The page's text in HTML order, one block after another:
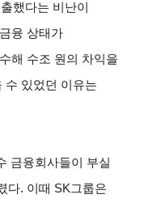
했다는 비난이
융 상태가
해 수조 원의 차익을
수 있었던 이유는
금융회사들이 부실
다. 이때 SK그룹은